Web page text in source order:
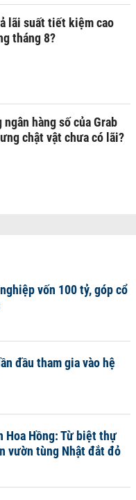
lãi suất tiết kiệm cao
tháng 8?
hàng số của Grab
chật vật chưa có lãi?
vốn 100 tỷ, góp cổ
đầu tham gia vào hệ
Hoa Hồng: Từ biệt thự
vườn tùng Nhật đắt đỏ